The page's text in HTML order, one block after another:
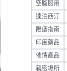
空腹服用
達泊西汀
陽痿指南
印度藥品
催情產品
親密場所